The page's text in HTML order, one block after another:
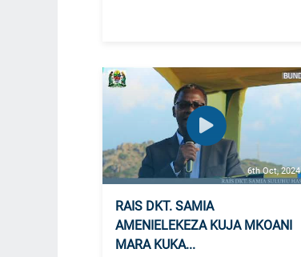
6th Oct, 2024
RAIS DKT. SAMIA
AMENIELEKEZA KUJA MKOANI
MARA KUKA...